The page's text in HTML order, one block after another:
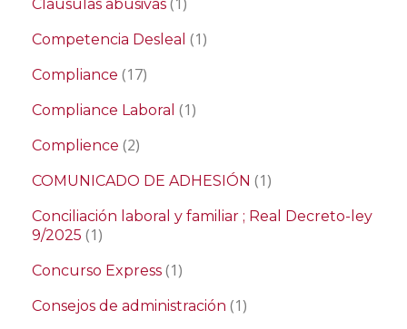
Cláusulas abusivas
Competencia Desleal (1)
Compliance (17)
Compliance Laboral (1)
Complience (2)
COMUNICADO DE ADHESIÓN (1)
Conciliación laboral y familiar ; Real Decreto-ley
9/2025 (1)
Concurso Express (1)
Consejos de administración (1)